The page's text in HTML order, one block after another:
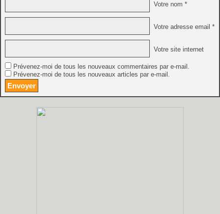
Votre nom *
Votre adresse email *
Votre site internet
Prévenez-moi de tous les nouveaux commentaires par e-mail.
Prévenez-moi de tous les nouveaux articles par e-mail.